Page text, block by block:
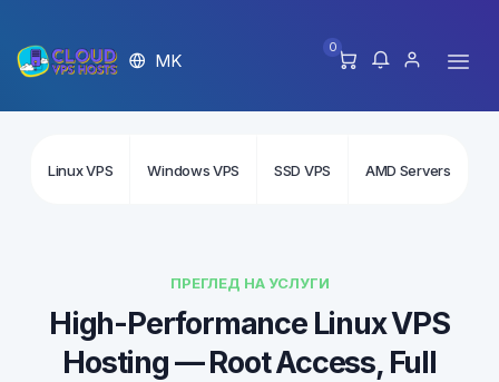
MK
0
Linux VPS Windows VPS SSD VPS AMD Servers
ПРЕГЛЕД НА УСЛУГИ
High-Performance Linux VPS
Hosting — Root Access, Full